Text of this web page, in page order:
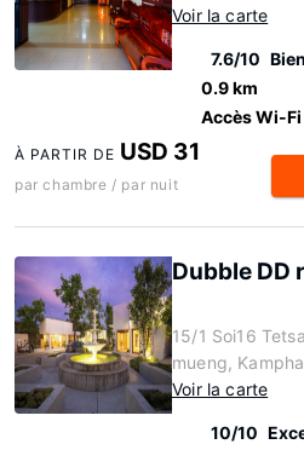
Voir la carte
7.6/10 Bien
0.9 km
Accès Wi-
À PARTIR DE USD 31
par chambre / par nuit
Dubble DD
15/1 Soi16
mueng,
Voir la carte
10/10